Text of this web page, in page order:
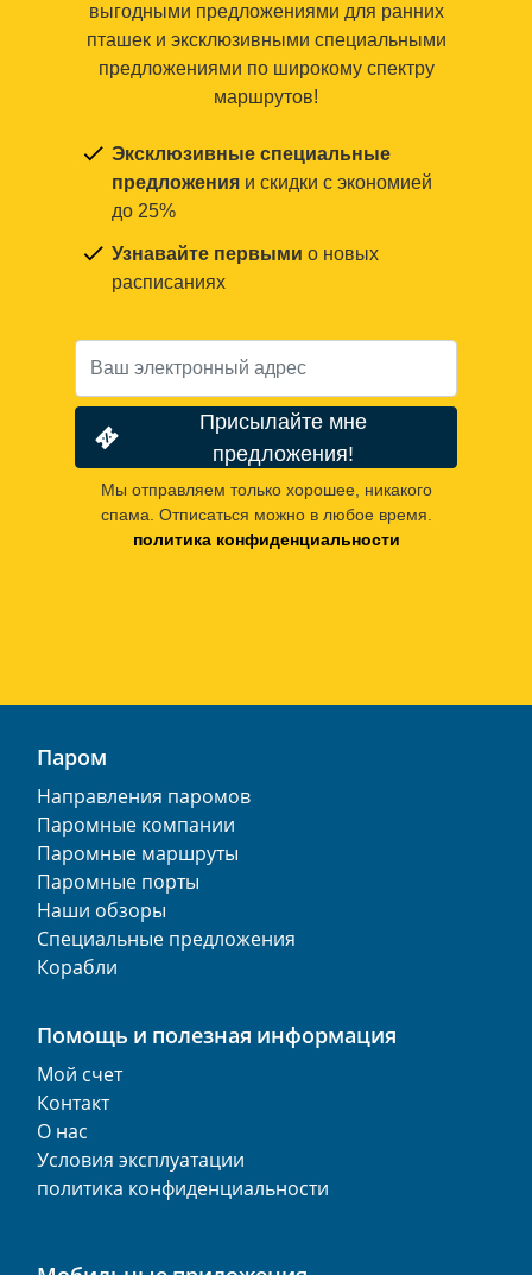
выгодными предложениями для ранних
пташек и эксклюзивными специальными
предложениями по широкому спектру
маршрутов!
Эксклюзивные специальные
предложения и скидки с экономией
до 25%
Узнавайте первыми о новых
расписаниях
Присылайте мне
предложения!
Мы отправляем только хорошее, никакого
спама. Отписаться можно в любое время.
политика конфиденциальности
Паром
Направления паромов
Паромные компании
Паромные маршруты
Паромные порты
Наши обзоры
Специальные предложения
Корабли
Помощь и полезная информация
Мой счет
Контакт
О нас
Условия эксплуатации
политика конфиденциальности